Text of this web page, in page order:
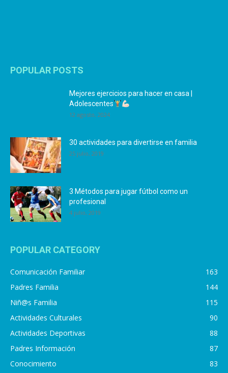
POPULAR POSTS
Mejores ejercicios para hacer en casa |
Adolescentes
12 agosto, 2024
30 actividades para divertirse en familia
25 julio, 2019
3 Métodos para jugar fútbol como un
profesional
4 julio, 2019
POPULAR CATEGORY
Comunicación Familiar
163
Padres Familia
144
Niñ@s Familia
115
Actividades Culturales
90
Actividades Deportivas
88
Padres Información
87
Conocimiento
83